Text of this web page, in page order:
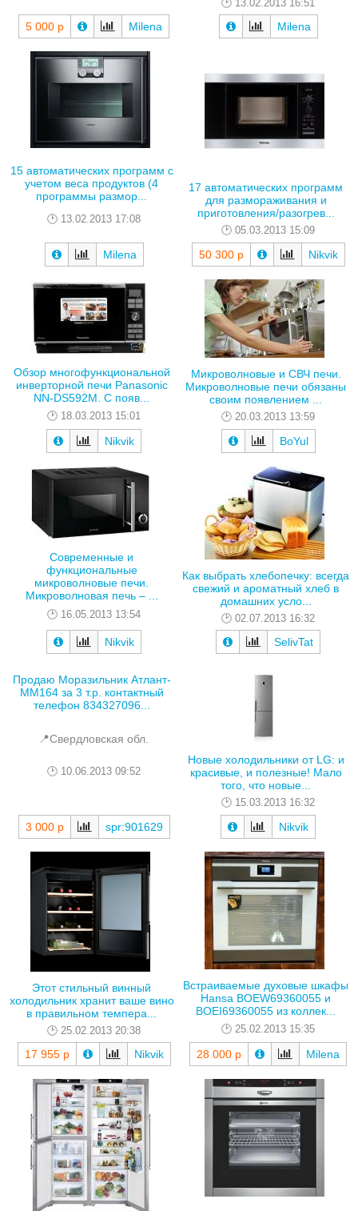
5 000 р Milena
13.02.2013 16:51
Milena
15 автоматических программ с
учетом веса продуктов (4
программы размор...
13.02.2013 17:08
Milena
17 автоматических программ
для размораживания и
приготовления/разогрев...
05.03.2013 15:09
50 300 р Nikvik
Oбзор многофункциональной
инверторной печи Panasonic
NN-DS592M. С появ...
18.03.2013 15:01
Nikvik
Микроволновые и СВЧ печи.
Микроволновые печи обязаны
своим появлением ...
20.03.2013 13:59
BoYul
Современные и
функциональные
микроволновые печи.
Микроволновая печь – ...
16.05.2013 13:54
Nikvik
Как выбрать хлебопечку: всегда
свежий и ароматный хлеб в
домашних усло...
02.07.2013 16:32
SelivTat
Продаю Моразильник Атлант-
ММ164 за 3 т.р. контактный
телефон 834327096...
📍Свердловская обл.
10.06.2013 09:52
3 000 р spr:901629
Новые холодильники от LG: и
красивые, и полезные! Мало
того, что новые...
15.03.2013 16:32
Nikvik
Этот стильный винный
холодильник хранит ваше вино
в правильном темпера...
25.02.2013 20:38
17 955 р Nikvik
Встраиваемые духовые шкафы
Hansa BOEW69360055 и
BOEI69360055 из коллек...
25.02.2013 15:35
28 000 р Milena